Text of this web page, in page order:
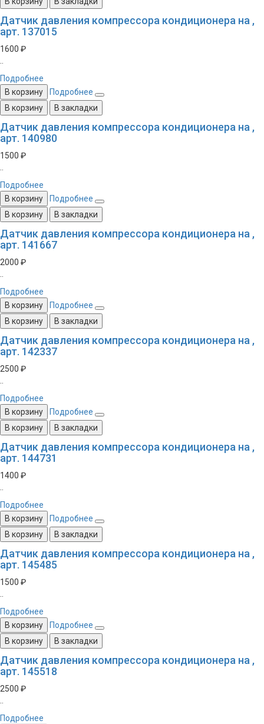
Датчик давления компрессора кондиционера на ,
арт. 137015
1600 ₽
Подробнее
В корзину
Подробнее
В корзину
В закладки
Датчик давления компрессора кондиционера на ,
арт. 140980
1500 ₽
Подробнее
В корзину
Подробнее
В корзину
В закладки
Датчик давления компрессора кондиционера на ,
арт. 141667
2000 ₽
Подробнее
В корзину
Подробнее
В корзину
В закладки
Датчик давления компрессора кондиционера на ,
арт. 142337
2500 ₽
Подробнее
В корзину
Подробнее
В корзину
В закладки
Датчик давления компрессора кондиционера на ,
арт. 144731
1400 ₽
Подробнее
В корзину
Подробнее
В корзину
В закладки
Датчик давления компрессора кондиционера на ,
арт. 145485
1500 ₽
Подробнее
В корзину
Подробнее
В корзину
В закладки
Датчик давления компрессора кондиционера на ,
арт. 145518
2500 ₽
Подробнее